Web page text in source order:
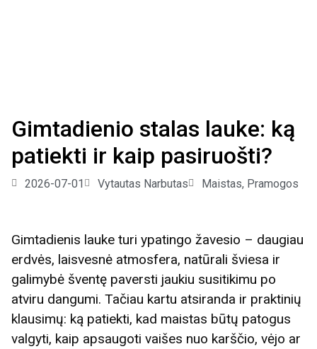
Gimtadienio stalas lauke: ką
patiekti ir kaip pasiruošti?
2026-07-01 Vytautas Narbutas Maistas, Pramogos
Gimtadienis lauke turi ypatingo žavesio – daugiau
erdvės, laisvesnė atmosfera, natūrali šviesa ir
galimybė šventę paversti jaukiu susitikimu po
atviru dangumi. Tačiau kartu atsiranda ir praktinių
klausimų: ką patiekti, kad maistas būtų patogus
valgyti, kaip apsaugoti vaišes nuo karščio, vėjo ar